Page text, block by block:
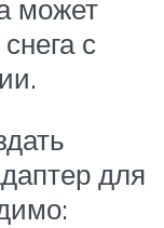
может
с
для